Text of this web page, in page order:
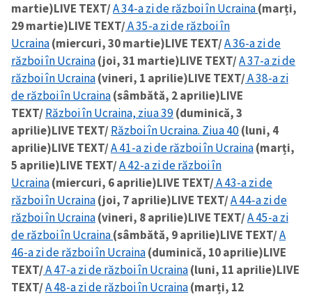
martie)LIVE TEXT/A 34-a zi de război în Ucraina(marți,
29 martie)LIVE TEXT/A 35-a zi de război în
Ucraina(miercuri, 30 martie)LIVE TEXT/A 36-a zi de
război în Ucraina(joi, 31 martie)LIVE TEXT/A 37-a zi de
război în Ucraina(vineri, 1 aprilie)LIVE TEXT/A 38-a zi
de război în Ucraina(sâmbătă, 2 aprilie)LIVE
TEXT/Război în Ucraina, ziua 39(duminică, 3
aprilie)LIVE TEXT/Război în Ucraina. Ziua 40(luni, 4
aprilie)LIVE TEXT/A 41-a zi de război în Ucraina(marți,
5 aprilie)LIVE TEXT/A 42-a zi de război în
Ucraina(miercuri, 6 aprilie)LIVE TEXT/A 43-a zi de
război în Ucraina(joi, 7 aprilie)LIVE TEXT/A 44-a zi de
război în Ucraina(vineri, 8 aprilie)LIVE TEXT/A 45-a zi
de război în Ucraina(sâmbătă, 9 aprilie)LIVE TEXT/A
46-a zi de război în Ucraina(duminică, 10 aprilie)LIVE
TEXT/A 47-a zi de război în Ucraina(luni, 11 aprilie)LIVE
TEXT/A 48-a zi de război în Ucraina(marți, 12
Titlu știre
+ Adaugă titlu
Fotografie
+ Încarcă imagine
Link media
+ Link media
Mesajul știrei
+ Mesajul știrei